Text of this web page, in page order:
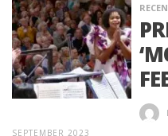
SEPTEMBER 2023